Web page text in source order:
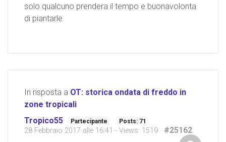
solo qualcuno prendera il tempo e buonavolonta
di piantarle
In risposta a OT: storica ondata di freddo in
zone tropicali
Tropico55
Partecipante Posts: 71
28 Febbraio 2017 alle 16:41 - Views: 1519 #25162